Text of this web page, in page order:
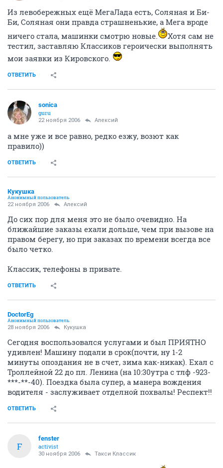
Из левобережных ещё МегаЛада есть, Соляная и Би-
Би, Соляная они правда страшненькие, а Мега вроде
ничего стала, машинки смотрю новые.
Хотя сам не
тестил, заставляю Классиков героически выполнять
мои заявки из Кировского.
ОТВЕТИТЬ
sonica
guru
22 ноября 2006 Алексий
а мне уже и все равно, редко езжу, возют как
правило))
ОТВЕТИТЬ
Кукушка
Анонимный пользователь
22 ноября 2006 Алексий
До сих пор для меня это не было очевидно. На
ближайшие заказы ехали дольше, чем при вызове на
правом берегу, но при заказах по времени всегда все
было четко.
Классик, телефоны в привате.
ОТВЕТИТЬ
DoctorEg
Анонимный пользователь
28 ноября 2006 Кукушка
Сегодня воспользовался услугами и был ПРИЯТНО
удивлен! Машину подали в срок(почти, ну 1-2
минуты опоздания не в счет, зима как-никак). Ехал с
Троллейной 22 до пл. Ленина (на 10:30утра с тлф -923-
***-**-40). Поездка была супер, а манера вождения
водителя - заслуживает отделной похвалы! Респект!!
ОТВЕТИТЬ
F
fenster
activist
30 ноября 2006 Такси Классик